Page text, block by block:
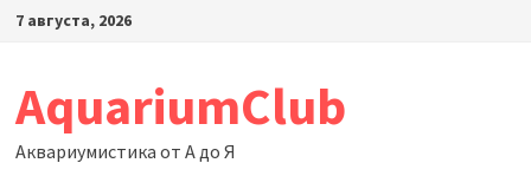
Перейти
7 августа, 2026
AquariumClub
Аквариумистика от А до Я